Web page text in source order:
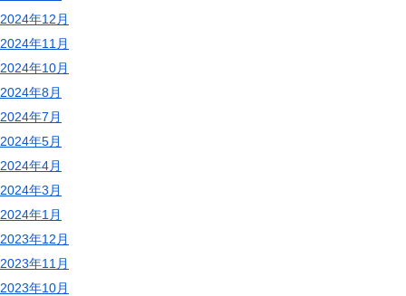
2024年12月
2024年11月
2024年10月
2024年8月
2024年7月
2024年5月
2024年4月
2024年3月
2024年1月
2023年12月
2023年11月
2023年10月